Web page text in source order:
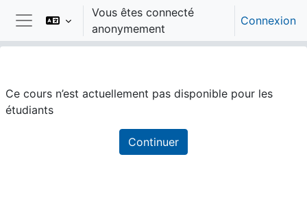
Passer au contenu principal
Panneau latéral
Vous êtes connecté
anonymement
Connexion
Ce cours n’est actuellement pas disponible pour les
étudiants
Continuer